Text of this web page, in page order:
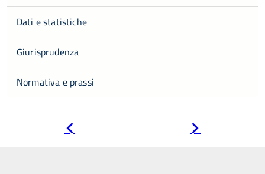
Dati e statistiche
Giurisprudenza
Normativa e prassi